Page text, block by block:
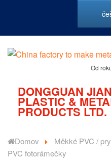
Od
DONGGUAN JIAN
PLASTIC &
PRODUCTS LTD.
Domov
Měkké PVC /
PVC fotorámečky